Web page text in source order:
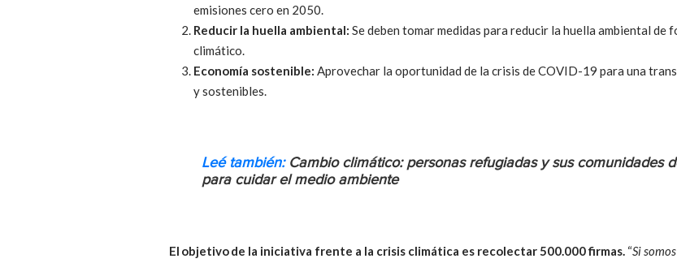
emisiones cero en 2050.
Reducir la huella ambiental: Se deben tomar medidas para reducir la huella ambiental
climático.
Economía sostenible: Aprovechar la oportunidad de la crisis de COVID-19 para una
y sostenibles.
Leé también: Cambio climático: personas refugiadas y sus comunidades
para cuidar el medio ambiente
El objetivo de la iniciativa frente a la crisis climática es recolectar 500.000 firmas. “Si